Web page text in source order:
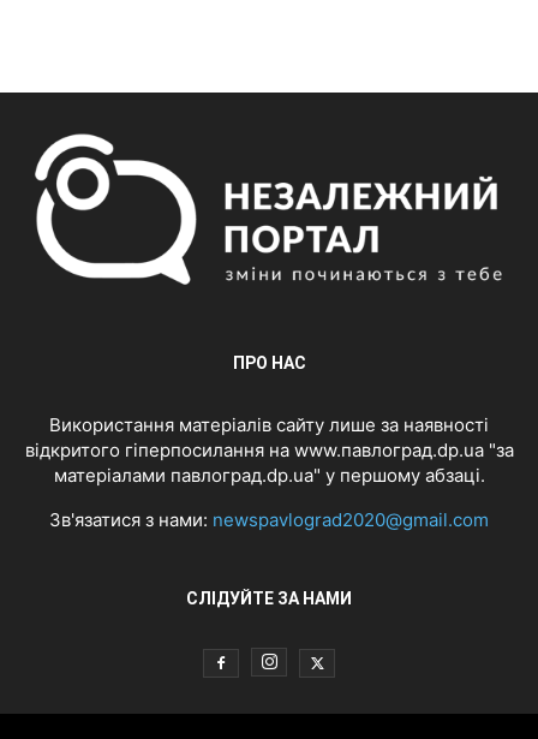
ПРО НАС
Використання матеріалів сайту лише за наявності
відкритого гіперпосилання на www.павлоград.dp.ua "за
матеріалами павлоград.dp.ua" у першому абзаці.
Зв'язатися з нами: newspavlograd2020@gmail.com
СЛІДУЙТЕ ЗА НАМИ